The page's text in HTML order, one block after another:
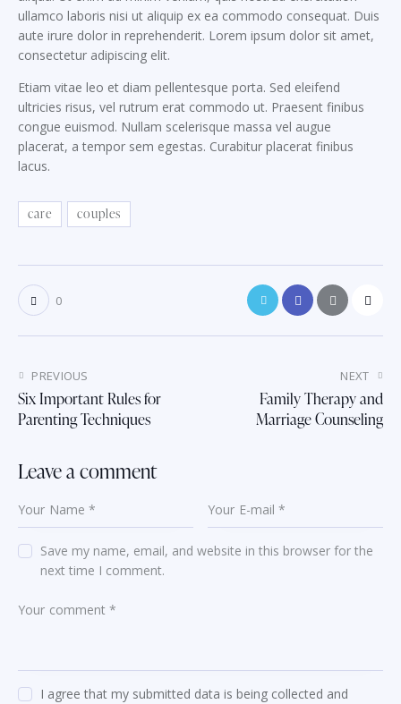
ullamco laboris nisi ut aliquip ex ea commodo consequat. Duis
aute irure dolor in reprehenderit. Lorem ipsum dolor sit amet,
consectetur adipiscing elit.
Etiam vitae leo et diam pellentesque porta. Sed eleifend
ultricies risus, vel rutrum erat commodo ut. Praesent finibus
congue euismod. Nullam scelerisque massa vel augue
placerat, a tempor sem egestas. Curabitur placerat finibus
lacus.
care couples
0
PREVIOUS
Six Important Rules for
Parenting Techniques
NEXT
Family Therapy and
Marriage Counseling
Leave a comment
Save my name, email, and website in this browser for the
next time I comment.
I agree that my submitted data is being collected and